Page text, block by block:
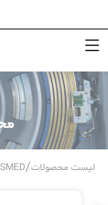
لیست محصولات/